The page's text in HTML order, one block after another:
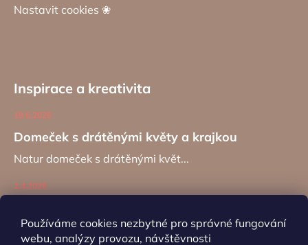
Používáme cookies nezbytné pro správné fungování
webu, analýzy provozu, návštěvnosti
Nastavit cookies ❀
Inspirace a kreativita
Domeček s drátěnými květy a krajkou
19.6.2026
Natur domeček s drátěnými květ...
2.4.2026
Návod na výrobu záložky do kní...